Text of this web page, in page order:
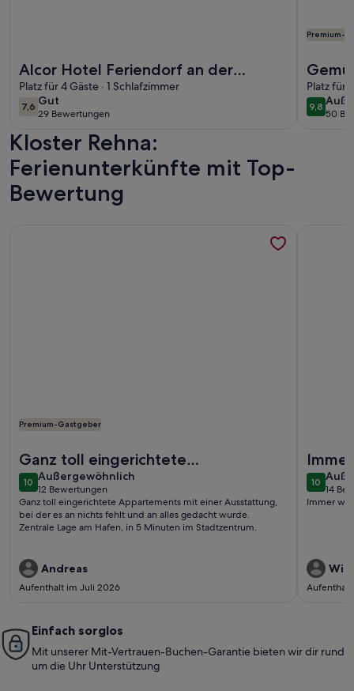
Alcor Hotel Feriendorf an der
Ostsee
Platz für 4 Gäste · 1 Schlafzimmer
7,67,6 von 10
Gut
gut
29 Bewertungen
(29
bewertungen)
Premium-
Platz für
9,89,8 von
50
(50
Kloster Rehna:
Ferienunterkünfte mit Top-
Bewertung
Premium-Gastgeber
Ganz toll eingerichtete
Appartements mit einer
Ausstattung, bei der es an nichts
fehlt und an alle..
1010 von 10
Außergewöhnlich
außergewöhnlich
12 Bewertungen
(12
bewertungen)
Ganz toll eingerichtete Appartements mit einer Ausstattung,
bei der es an nichts fehlt und an alles gedacht wurde.
Zentrale Lage am Hafen, in 5 Minuten im Stadtzentrum.
Andreas
Aufenthalt im Juli 2026
Weitere Infos zu Tolles Hafenapartment in schönster
1010 von
14
(14
Immer
Willi
Einfach sorglos
Mit unserer Mit-Vertrauen-Buchen-Garantie bieten wir dir rund
um die Uhr Unterstützung